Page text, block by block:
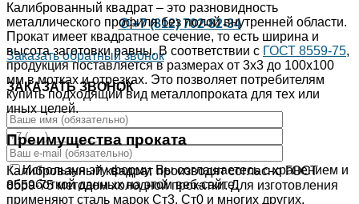
✆ +7 (812) 702-82-34
Заказать обратный звонок
ЗАКАЗАТЬ ЗВОНОК
Используя эту форму, Вы соглашаетесь с хранением и
обработкой данных на этом веб-сайте.
Калиброванный квадрат – это разновидность
металлического профиля без полой внутренней области.
Прокат имеет квадратное сечение, то есть ширина и
высота заготовки равны. В соответствии с ГОСТ 8559-75,
продукция поставляется в размерах от 3х3 до 100х100
мм в мотках и отрезках. Это позволяет потребителям
купить подходящий вид металлопроката для тех или
иных целей.
Преимущества проката
Калиброванный квадрат производят согласно ГОСТ
8559-75 методом холодной прокатки. Для изготовления
применяют сталь марок Ст3, Ст0 и многих других.